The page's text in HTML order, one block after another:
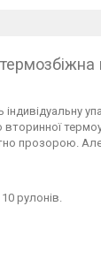
прозорою. Але
рулонів.